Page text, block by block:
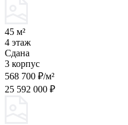
45 м²
4 этаж
Сдана
3 корпус
568 700 ₽/м²
25 592 000 ₽